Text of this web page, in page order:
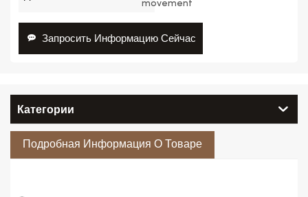
movement
Запросить Информацию Сейчас
Категории
Подробная Информация О Товаре